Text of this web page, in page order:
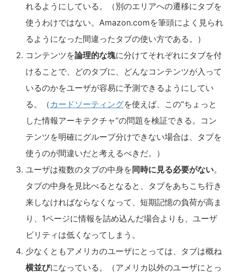
れるようにしている。（別のエリアへの遷移にタブを
使うわけではない。Amazon.comを筆頭によく見られ
るようになった間違ったタブの使い方である。）
コンテンツを論理的な塊に分けてそれぞれにタブを付
けることで、どのタブに、どんなコンテンツが入って
いるのかをユーザが容易に予測できるようにしてい
る。（ カードソーティングを使えば、この“ちょっと
した情報アーキテクチャ”の問題を検証できる。コン
テンツを明確にグループ分けできない場合は、タブを
使うのが間違いだと考えるべきだ。）
ユーザは複数のタブの中身を同時に見る必要がない。
タブの中身を見比べるとなると、タブをあちこち行き
来しなければならなくなって、短期記憶の負荷が高ま
り、1ページに情報を詰め込んだ場合よりも、ユーザ
ビリティは低くなってしまう。
少なくともアメリカのユーザにとっては、タブは概ね
横並びになっている。（アメリカ以外のユーザにとっ